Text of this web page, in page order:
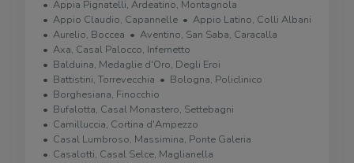
Appia Pignatelli, Ardeatino, Montagnola
Appio Claudio, Capannelle
Appio Latino, Colli Albani
Aurelio, Boccea
Aventino, San Saba, Caracalla
Axa, Casal Palocco, Infernetto
Balduina, Medaglie d'Oro, Degli Eroi
Battistini, Torrevecchia
Bologna, Policlinico
Borghesiana, Finocchio
Bufalotta, Casal Monastero, Settebagni
Camilluccia, Cortina d'Ampezzo
Casal Lumbroso, Massimina, Ponte Galeria
Casalotti, Casal Selce, Maglianella